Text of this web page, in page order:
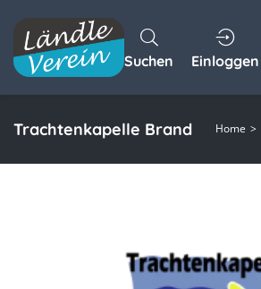
Suchen Einloggen
Trachtenkapelle Brand Home